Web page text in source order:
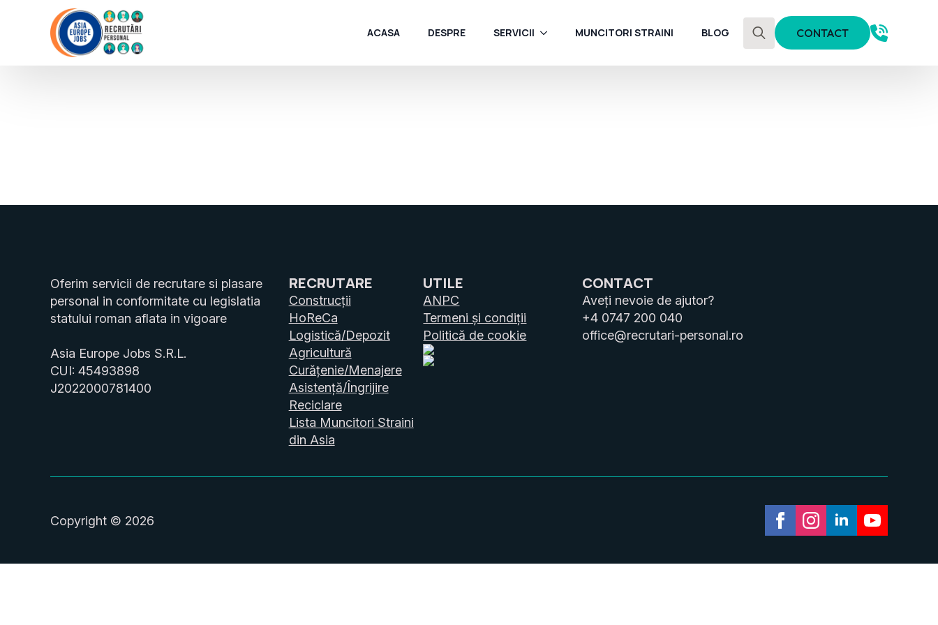
ACASA DESPRE SERVICII MUNCITORI STRAINI BLOG CONTACT
Oferim servicii de recrutare si plasare
personal in conformitate cu legislatia
statului roman aflata in vigoare
Asia Europe Jobs S.R.L.
CUI: 45493898
J2022000781400
RECRUTARE
Construcții
HoReCa
Logistică/Depozit
Agricultură
Curățenie/Menajere
Asistență/Îngrijire
Reciclare
Lista Muncitori Straini
din Asia
UTILE
ANPC
Termeni și condiții
Politică de cookie
CONTACT
Aveți nevoie de ajutor?
+4 0747 200 040
office@recrutari-personal.ro
Copyright © 2026